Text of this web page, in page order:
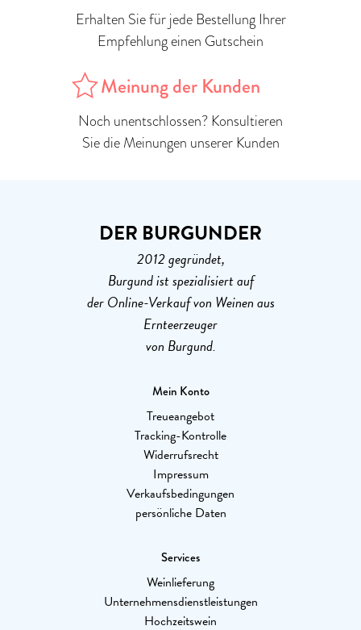
Erhalten Sie für jede Bestellung Ihrer
Empfehlung einen Gutschein
Meinung der Kunden
Noch unentschlossen? Konsultieren
Sie die Meinungen unserer Kunden
DER BURGUNDER
2012 gegründet,
Burgund ist spezialisiert auf
der Online-Verkauf von Weinen aus
Ernteerzeuger
von Burgund.
Mein Konto
Treueangebot
Tracking-Kontrolle
Widerrufsrecht
Impressum
Verkaufsbedingungen
persönliche Daten
Services
Weinlieferung
Unternehmensdienstleistungen
Hochzeitswein